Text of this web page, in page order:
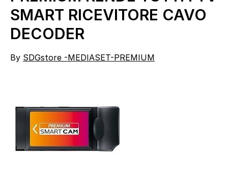
SMART RICEVITORE CAVO
DECODER
By SDGstore -MEDIASET-PREMIUM